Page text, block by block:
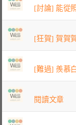
[討論] 能從
[狂賀] 賀賀
[難過] 羨慕
閱讀文章